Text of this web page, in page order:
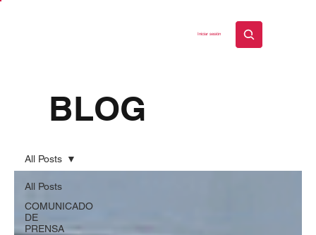
Iniciar sesión
BLOG
All Posts
COMUNICADO
DE
PRENSA
All Posts